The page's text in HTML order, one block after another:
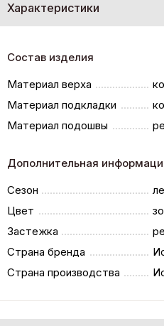
Характеристики
Состав изделия
Материал верха
Материал подкладки
Материал подошвы
Дополнительная
Сезон
Цвет
Застежка
Страна бренда
Страна производства